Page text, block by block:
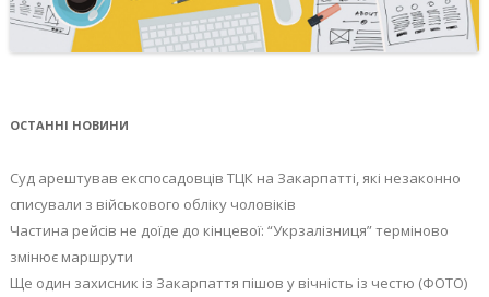
ОСТАННІ НОВИНИ
Суд арештував експосадовців ТЦК на Закарпатті, які незаконно
списували з військового обліку чоловіків
Частина рейсів не доїде до кінцевої: “Укрзалізниця” терміново
змінює маршрути
Ще один захисник із Закарпаття пішов у вічність із честю (ФОТО)